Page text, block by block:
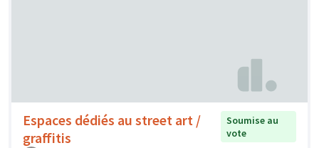
Espaces dédiés au street art /
graffitis
Soumise au
vote